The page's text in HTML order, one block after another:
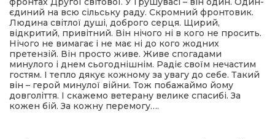
єдиний на всю сільську раду. Скромний фронтовик.
Людина світлої душі, доброго серця. Щирий,
відкритий, привітний. Він нічого ні в кого не просить.
Нічого не вимагає і не має ні до кого жодних
претензій. Він просто живе. Живе спогадами
минулого і днем сьогоднішнім. Радіє своїм нечастим
гостям. І тепло дякує кожному за увагу до себе. Такий
він – герой минулої війни. Тож побажаймо йому
довголіття. І скажемо ветерану велике спасибі. За
кожен бій. За кожну перемогу….